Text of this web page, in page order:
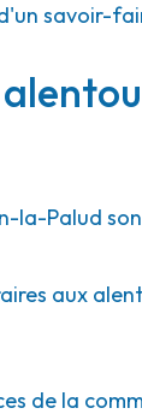
savoir-
la-Palud
aux
de la